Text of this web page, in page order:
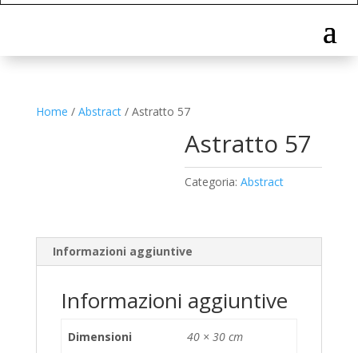
Home / Abstract/ Astratto 57
Astratto 57
Categoria:Abstract
Informazioni aggiuntive
Informazioni aggiuntive
Dimensioni 40 × 30 cm